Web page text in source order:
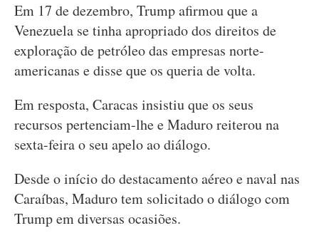
Em 17 de dezembro, Trump afirmou que a
Venezuela se tinha apropriado dos direitos de
exploração de petróleo das empresas norte-
americanas e disse que os queria de volta.
Em resposta, Caracas insistiu que os seus
recursos pertenciam-lhe e Maduro reiterou na
sexta-feira o seu apelo ao diálogo.
Desde o início do destacamento aéreo e naval nas
Caraíbas, Maduro tem solicitado o diálogo com
Trump em diversas ocasiões.